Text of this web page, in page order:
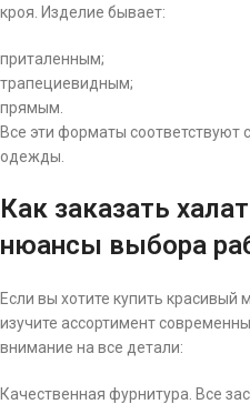
кроя. Изделие бывает:
приталенным;
трапециевидным;
прямым.
Все эти форматы соответствуют
одежды.
Как заказать
нюансы выбора
Если вы хотите купить красивый
изучите ассортимент
внимание на все детали:
Качественная фурнитура. Все